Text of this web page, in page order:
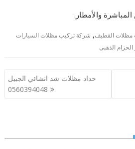
والأمطار.
مظلات القطيف, شركة تركيب مظلات السيارات
الذهبى
حداد مظلات شد انشائي الجبيل
0560394048